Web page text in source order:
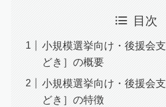
目次
小規模選挙向け・後援会
どき］の概要
小規模選挙向け・後援会
どき］の特徴